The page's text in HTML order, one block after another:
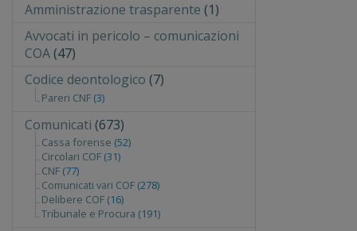
Amministrazione trasparente (1)
Avvocati in pericolo – comunicazioni
COA(47)
Codice deontologico (7)
Pareri CNF (3)
Comunicati (673)
Cassa forense (52)
Circolari COF (31)
CNF (77)
Comunicati vari COF (278)
Delibere COF (16)
Tribunale e Procura (191)